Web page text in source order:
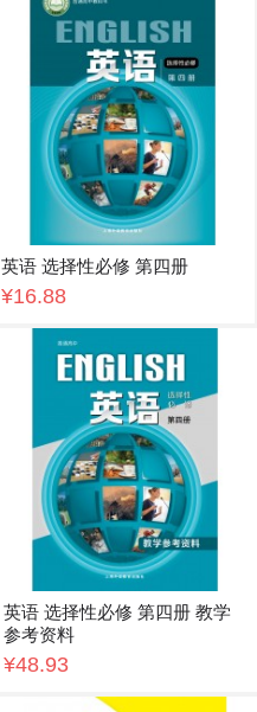
英语 选择性必修 第四册
¥16.88
英语 选择性必修 第四册 教学
参考资料
¥48.93